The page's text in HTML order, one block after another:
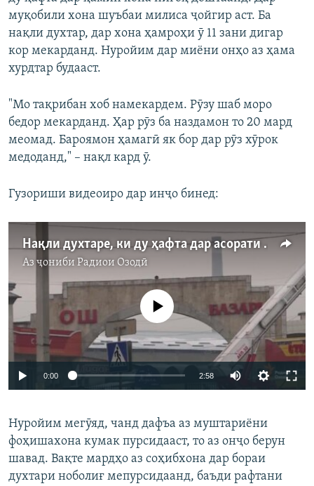
муқобили хона шуъбаи милиса ҷойгир аст. Ба
нақли духтар, дар хона ҳамроҳи ӯ 11 зани дигар
кор мекарданд. Нуройим дар миёни онҳо аз ҳама
хурдтар будааст.
"Мо тақрибан хоб намекардем. Рӯзу шаб моро
бедор мекарданд. Ҳар рӯз ба наздамон то 20 мард
меомад. Бароямон ҳамагӣ як бор дар рӯз хӯрок
медоданд," – нақл кард ӯ.
Гузориши видеоиро дар инҷо бинед:
Нақли духтаре, ки ду ҳафта дар асорати шаҳвонӣ будааст
Аз ҷониби Радиои Озодӣ
Auto 270p 360p 404p
1080p
Феълан кор намекунад
0:00 2:58
360p
404p
1080p
Нуройим мегӯяд, чанд дафъа аз муштариёни
фоҳишахона кумак пурсидааст, то аз онҷо берун
шавад. Вақте мардҳо аз соҳибхона дар бораи
духтари ноболиғ мепурсидаанд, баъди рафтани